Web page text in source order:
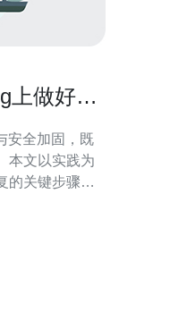
上做好防
安全加固，既
本文以实践为
的关键步骤，